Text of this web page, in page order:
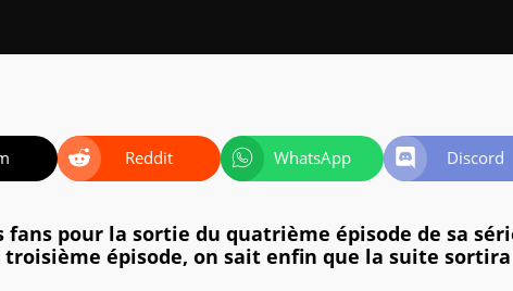
Reddit WhatsApp Discord
pour la sortie du quatrième épisode de sa
troisième épisode, on sait enfin que la suite